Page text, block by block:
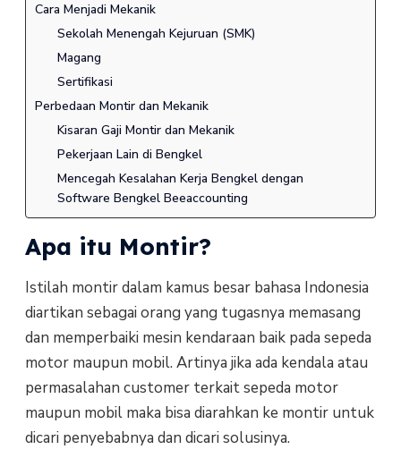
Cara Menjadi Mekanik
Sekolah Menengah Kejuruan (SMK)
Magang
Sertifikasi
Perbedaan Montir dan Mekanik
Kisaran Gaji Montir dan Mekanik
Pekerjaan Lain di Bengkel
Mencegah Kesalahan Kerja Bengkel dengan
Software Bengkel Beeaccounting
Apa itu Montir?
Istilah montir dalam kamus besar bahasa Indonesia
diartikan sebagai orang yang tugasnya memasang
dan memperbaiki mesin kendaraan baik pada sepeda
motor maupun mobil. Artinya jika ada kendala atau
permasalahan customer terkait sepeda motor
maupun mobil maka bisa diarahkan ke montir untuk
dicari penyebabnya dan dicari solusinya.